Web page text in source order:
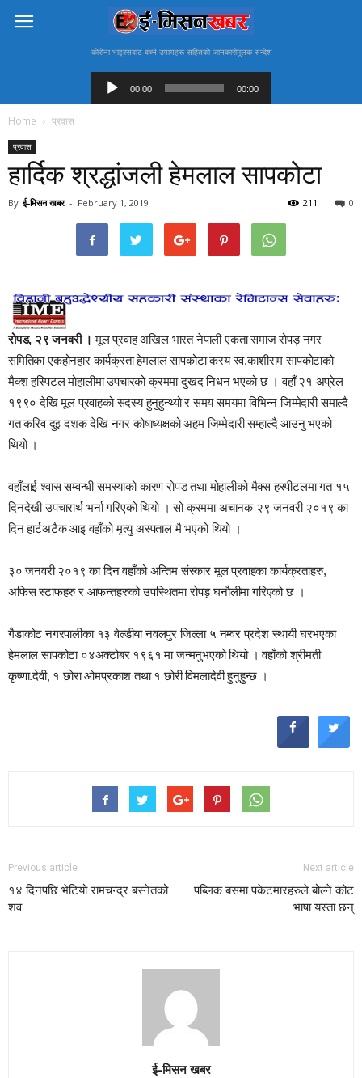
काेराेना भाइरसबाट बच्ने उपायहरू सहितकाे जानकारीमूलक सन्देश
Audio
Player
00:00 00:00
Home प्रवास
प्रवास
हार्दिक श्रद्धांजली हेमलाल सापकोटा
By ई-मिसन खबर - February 1, 2019 0
211
रोपड, २९ जनवरी । मूल प्रवाह अखिल भारत नेपाली एकता समाज रोपड़ नगर
समितिका एकहोनहार कार्यक्रता हेमलाल सापकोटा करय स्व.काशीराम सापकोटाको
मैक्श हस्पिटल मोहालीमा उपचारको क्रममा दुखद निधन भएको छ । वहाँ २१ अप्रेल
१९९० देखि मूल प्रवाहको सदस्य हुनुहुन्थ्यो र समय समयमा विभिन्न जिम्मेदारी समाल्दै
गत करिव दुइ दशक देखि नगर कोषाध्यक्षको अहम जिम्मेदारी सम्हाल्दै आउनु भएको
थियो ।
वहाँलाई श्वास सम्वन्धी समस्याको कारण रोपड तथा मोहालीको मैक्स हस्पीटलमा गत १५
दिनदेखी उपचारार्थ भर्ना गरिएको थियो । सो क्रममा अचानक २९ जनवरी २०१९ का
दिन हार्टअटैक आइ वहाँको मृत्यु अस्पताल मै भएको थियो ।
३० जनवरी २०१९ का दिन वहाँको अन्तिम संस्कार मूल प्रवाहका कार्यक्रताहरु,
अफिस स्टाफहरु र आफन्तहरुको उपस्थितमा रोपड़ घनौलीमा गरिएको छ ।
गैडाकोट नगरपालीका १३ वेल्डीया नवलपुर जिल्ला ५ नम्वर प्रदेश स्थायी घरभएका
हेमलाल सापकोटा ०४अक्टोबर १९६१ मा जन्मनुभएको थियो । वहाँको श्रीमती
कृष्णा.देवी, १ छोरा ओमप्रकाश तथा १ छोरी विमलादेवी हुनुहुन्छ ।
Previous article
१४ दिनपछि भेटियो रामचन्द्र बस्नेतको
शव
Next article
पब्लिक बसमा पकेटमारहरुले बोल्ने कोट
भाषा यस्ता छन्
ई-मिसन खबर